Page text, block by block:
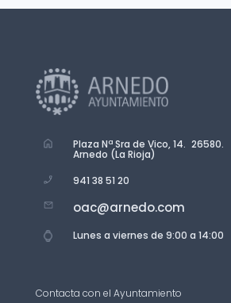
Plaza Nª Sra de Vico, 14. 26580.
Arnedo (La Rioja)
941 38 51 20
oac@arnedo.com
Lunes a viernes de 9:00 a 14:00
Contacta con el Ayuntamiento